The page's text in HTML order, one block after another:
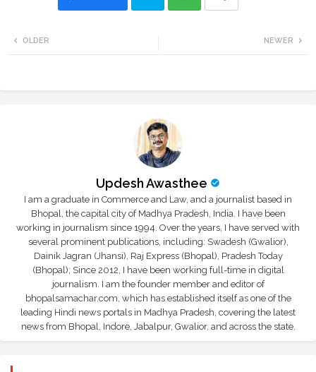
NEWER
OLDER
Updesh Awasthee
I am a graduate in Commerce and Law, and a journalist based in
Bhopal, the capital city of Madhya Pradesh, India. I have been
working in journalism since 1994. Over the years, I have served with
several prominent publications, including: Swadesh (Gwalior),
Dainik Jagran (Jhansi), Raj Express (Bhopal), Pradesh Today
(Bhopal); Since 2012, I have been working full-time in digital
journalism. I am the founder member and editor of
bhopalsamachar.com, which has established itself as one of the
leading Hindi news portals in Madhya Pradesh, covering the latest
news from Bhopal, Indore, Jabalpur, Gwalior, and across the state.